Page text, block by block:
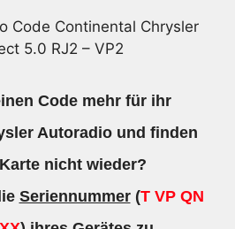
Code Continental Chrysler
5.0 RJ2 – VP2
Code mehr für ihr
Autoradio und finden
nicht wieder?
Seriennummer(T VP QN